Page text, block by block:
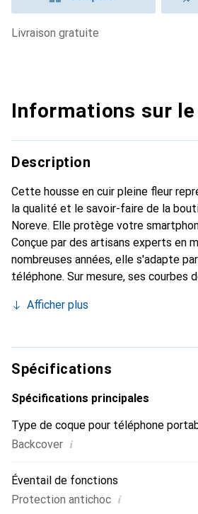
livraison gratuite
Informations sur
Description
Cette housse en cuir pleine fleur
la qualité et le savoir-faire de la
Noreve. Elle protège votre
Conçue par des artisans experts en
nombreuses années, elle s'adapte
téléphone. Sur mesure, ses courbes
et indispensable pour votre
marque Noreve est un choix sûr pour
exigeante.
Afficher plus
Spécifications
Spécifications principales
Type de coque pour téléphone
Backcover i
Éventail de fonctions
Protection antichoc i